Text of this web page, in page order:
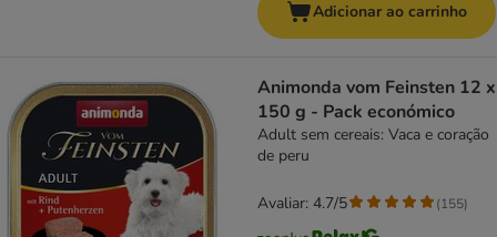
Adicionar ao carrinho
Animonda vom Feinsten 12 x
150 g - Pack económico
Adult sem cereais: Vaca e coração
de peru
Avaliar: 4.7/5 (155)